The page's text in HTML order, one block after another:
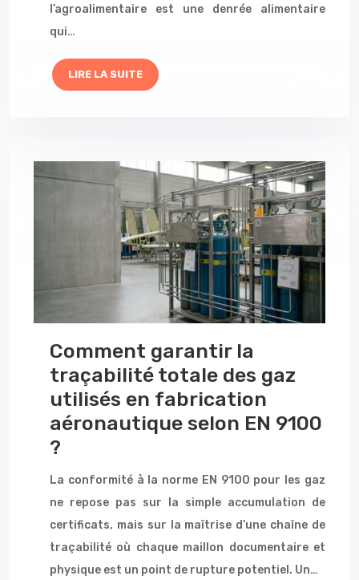
l’agroalimentaire est une denrée alimentaire
qui…
LIRE LA SUITE
Comment garantir la
traçabilité totale des gaz
utilisés en fabrication
aéronautique selon EN 9100
?
La conformité à la norme EN 9100 pour les gaz
ne repose pas sur la simple accumulation de
certificats, mais sur la maîtrise d’une chaîne de
traçabilité où chaque maillon documentaire et
physique est un point de rupture potentiel. Un…